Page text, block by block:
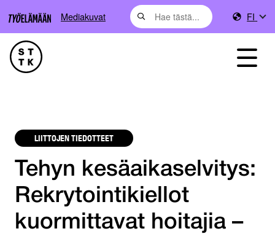
Mediakuvat FI
LIITTOJEN TIEDOTTEET
Tehyn kesäaikaselvitys:
Rekrytointikiellot
kuormittavat hoitajia –